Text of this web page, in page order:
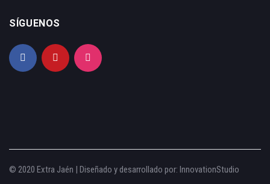
SÍGUENOS
© 2020 Extra Jaén | Diseñado y desarrollado por: InnovationStudio